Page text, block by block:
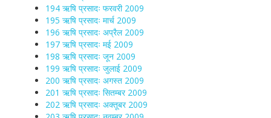
194 ऋषि प्रसादः फरवरी 2009
195 ऋषि प्रसादः मार्च 2009
196 ऋषि प्रसादः अप्रैल 2009
197 ऋषि प्रसादः मई 2009
198 ऋषि प्रसादः जून 2009
199 ऋषि प्रसादः जुलाई 2009
200 ऋषि प्रसादः अगस्त 2009
201 ऋषि प्रसादः सितम्बर 2009
202 ऋषि प्रसादः अक्तूबर 2009